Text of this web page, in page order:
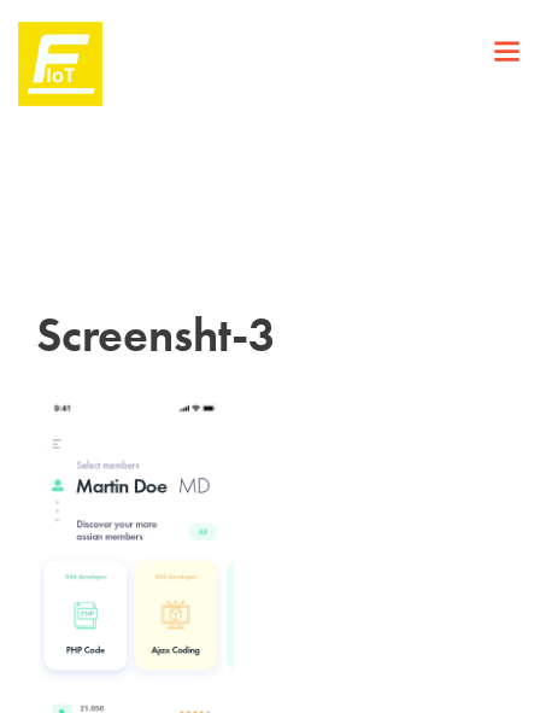
Screensht-3